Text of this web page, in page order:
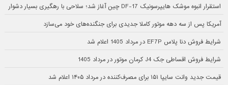
استقرار انبوه موشک هایپرسونیک DF-17 چین آغاز شد؛ سلاحی با رهگیری بسیار دشوار
آمریکا پس از سه دهه موتور کاملا جدیدی برای جنگنده‌های خود می‌سازد
شرایط فروش دنا پلاس EF7P در مرداد 1405 اعلام شد
شرایط فروش اقساطی جک J4 کرمان موتور در مرداد 1405
قیمت جدید وانت سایپا ۱۵۱ برای مصرف‌کننده در مرداد ۱۴۰۵ اعلام شد